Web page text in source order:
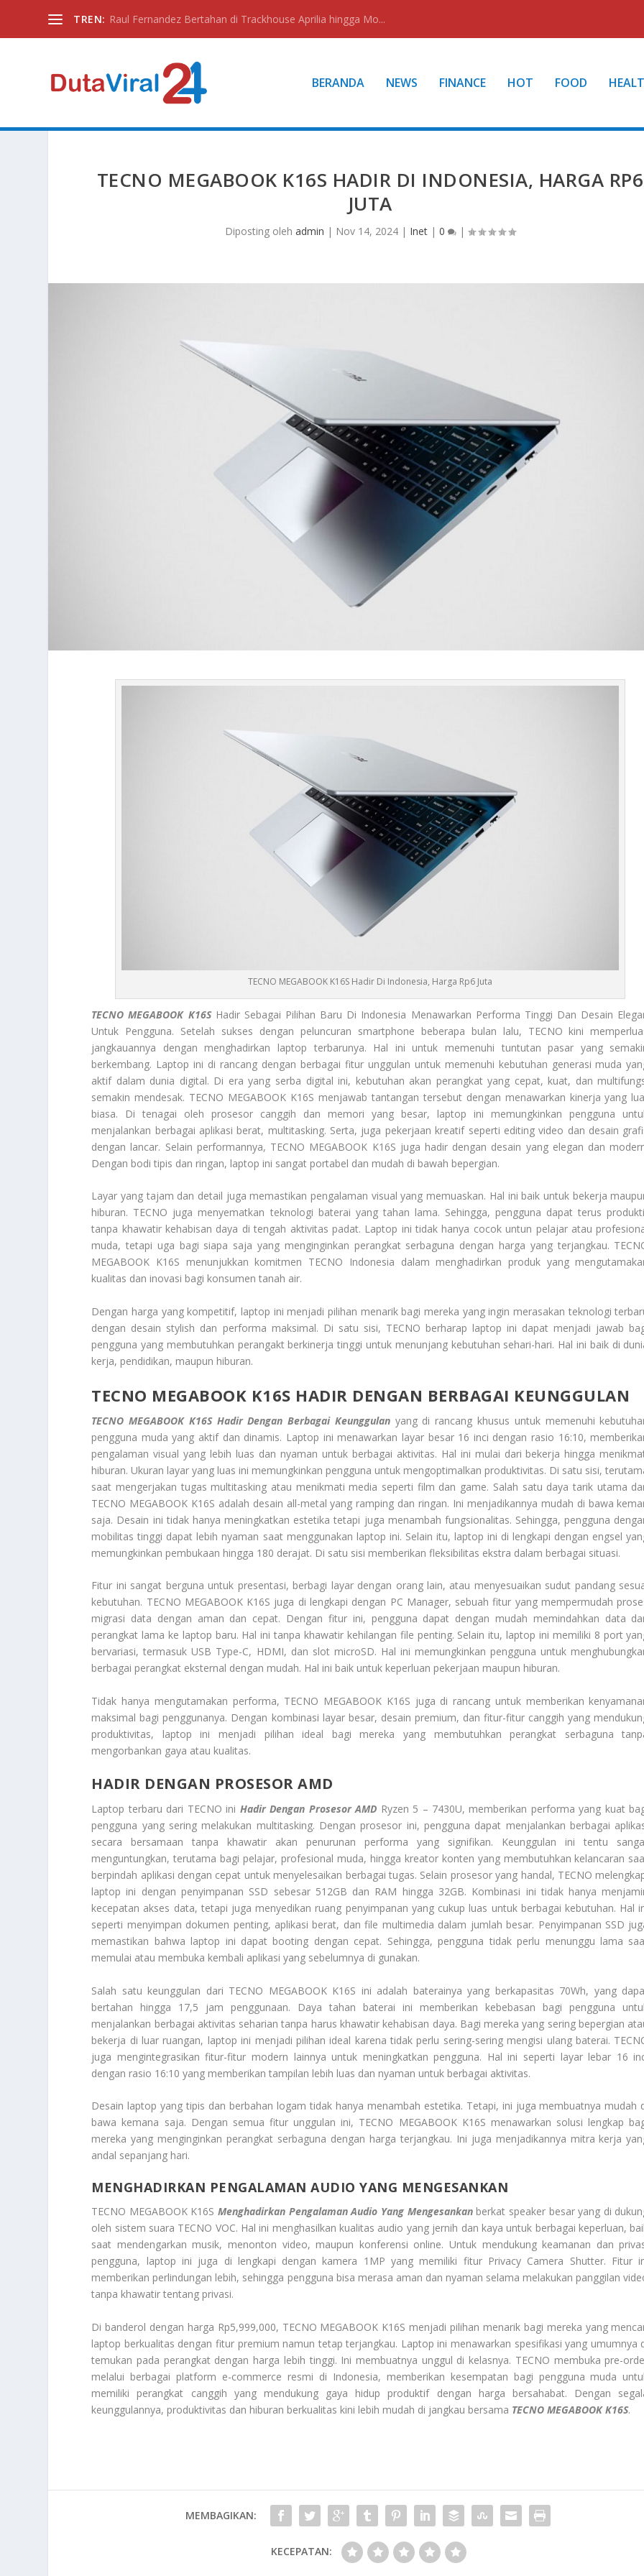
TREN: Raul Fernandez Bertahan di Trackhouse Aprilia hingga Mo...
BERANDA NEWS FINANCE HOT FOOD
TECNO MEGABOOK K16S HADIR DI INDONESIA, HARGA RP6
JUTA
Diposting oleh admin | Nov 14, 2024| Inet| 0 |
TECNO MEGABOOK K16S Hadir Di Indonesia, Harga Rp6 Juta
TECNO MEGABOOK K16SHadir Sebagai Pilihan Baru Di Indonesia Menawarkan Performa Tinggi Dan Desain
Untuk Pengguna. Setelah sukses dengan peluncuran smartphone beberapa bulan lalu, TECNO kini
jangkauannya dengan menghadirkan laptop terbarunya. Hal ini untuk memenuhi tuntutan pasar yang
berkembang. Laptop ini di rancang dengan berbagai fitur unggulan untuk memenuhi kebutuhan generasi muda
aktif dalam dunia digital. Di era yang serba digital ini, kebutuhan akan perangkat yang cepat, kuat, dan
semakin mendesak. TECNO MEGABOOK K16S menjawab tantangan tersebut dengan menawarkan kinerja yang
biasa. Di tenagai oleh prosesor canggih dan memori yang besar, laptop ini memungkinkan pengguna
menjalankan berbagai aplikasi berat, multitasking. Serta, juga pekerjaan kreatif seperti editing video dan desain
dengan lancar. Selain performannya, TECNO MEGABOOK K16S juga hadir dengan desain yang elegan dan
Dengan bodi tipis dan ringan, laptop ini sangat portabel dan mudah di bawah bepergian.
Layar yang tajam dan detail juga memastikan pengalaman visual yang memuaskan. Hal ini baik untuk bekerja
hiburan. TECNO juga menyematkan teknologi baterai yang tahan lama. Sehingga, pengguna dapat terus
tanpa khawatir kehabisan daya di tengah aktivitas padat. Laptop ini tidak hanya cocok untun pelajar atau
muda, tetapi uga bagi siapa saja yang menginginkan perangkat serbaguna dengan harga yang terjangkau.
MEGABOOK K16S menunjukkan komitmen TECNO Indonesia dalam menghadirkan produk yang
kualitas dan inovasi bagi konsumen tanah air.
Dengan harga yang kompetitif, laptop ini menjadi pilihan menarik bagi mereka yang ingin merasakan teknologi
dengan desain stylish dan performa maksimal. Di satu sisi, TECNO berharap laptop ini dapat menjadi jawab
pengguna yang membutuhkan perangakt berkinerja tinggi untuk menunjang kebutuhan sehari-hari. Hal ini baik di
kerja, pendidikan, maupun hiburan.
TECNO MEGABOOK K16S HADIR DENGAN BERBAGAI KEUNGGULAN
TECNO MEGABOOK K16S Hadir Dengan Berbagai Keunggulanyang di rancang khusus untuk memenuhi
pengguna muda yang aktif dan dinamis. Laptop ini menawarkan layar besar 16 inci dengan rasio 16:10,
pengalaman visual yang lebih luas dan nyaman untuk berbagai aktivitas. Hal ini mulai dari bekerja hingga
hiburan. Ukuran layar yang luas ini memungkinkan pengguna untuk mengoptimalkan produktivitas. Di satu sisi,
saat mengerjakan tugas multitasking atau menikmati media seperti film dan game. Salah satu daya tarik utama
TECNO MEGABOOK K16S adalah desain all-metal yang ramping dan ringan. Ini menjadikannya mudah di bawa
saja. Desain ini tidak hanya meningkatkan estetika tetapi juga menambah fungsionalitas. Sehingga, pengguna
mobilitas tinggi dapat lebih nyaman saat menggunakan laptop ini. Selain itu, laptop ini di lengkapi dengan engsel
memungkinkan pembukaan hingga 180 derajat. Di satu sisi memberikan fleksibilitas ekstra dalam berbagai situasi.
Fitur ini sangat berguna untuk presentasi, berbagi layar dengan orang lain, atau menyesuaikan sudut pandang
kebutuhan. TECNO MEGABOOK K16S juga di lengkapi dengan PC Manager, sebuah fitur yang mempermudah
migrasi data dengan aman dan cepat. Dengan fitur ini, pengguna dapat dengan mudah memindahkan data
perangkat lama ke laptop baru. Hal ini tanpa khawatir kehilangan file penting. Selain itu, laptop ini memiliki 8 port
bervariasi, termasuk USB Type-C, HDMI, dan slot microSD. Hal ini memungkinkan pengguna untuk
berbagai perangkat eksternal dengan mudah. Hal ini baik untuk keperluan pekerjaan maupun hiburan.
Tidak hanya mengutamakan performa, TECNO MEGABOOK K16S juga di rancang untuk memberikan
maksimal bagi penggunanya. Dengan kombinasi layar besar, desain premium, dan fitur-fitur canggih yang
produktivitas, laptop ini menjadi pilihan ideal bagi mereka yang membutuhkan perangkat serbaguna
mengorbankan gaya atau kualitas.
HADIR DENGAN PROSESOR AMD
Laptop terbaru dari TECNO ini Hadir Dengan Prosesor AMD Ryzen 5 – 7430U, memberikan performa yang kuat
pengguna yang sering melakukan multitasking. Dengan prosesor ini, pengguna dapat menjalankan berbagai
secara bersamaan tanpa khawatir akan penurunan performa yang signifikan. Keunggulan ini tentu
menguntungkan, terutama bagi pelajar, profesional muda, hingga kreator konten yang membutuhkan kelancaran
berpindah aplikasi dengan cepat untuk menyelesaikan berbagai tugas. Selain prosesor yang handal, TECNO
laptop ini dengan penyimpanan SSD sebesar 512GB dan RAM hingga 32GB. Kombinasi ini tidak hanya
kecepatan akses data, tetapi juga menyedikan ruang penyimpanan yang cukup luas untuk berbagai kebutuhan. Hal
seperti menyimpan dokumen penting, aplikasi berat, dan file multimedia dalam jumlah besar. Penyimpanan SSD
memastikan bahwa laptop ini dapat booting dengan cepat. Sehingga, pengguna tidak perlu menunggu lama
memulai atau membuka kembali aplikasi yang sebelumnya di gunakan.
Salah satu keunggulan dari TECNO MEGABOOK K16S ini adalah baterainya yang berkapasitas 70Wh, yang
bertahan hingga 17,5 jam penggunaan. Daya tahan baterai ini memberikan kebebasan bagi pengguna
menjalankan berbagai aktivitas seharian tanpa harus khawatir kehabisan daya. Bagi mereka yang sering bepergian
bekerja di luar ruangan, laptop ini menjadi pilihan ideal karena tidak perlu sering-sering mengisi ulang baterai.
juga mengintegrasikan fitur-fitur modern lainnya untuk meningkatkan pengguna. Hal ini seperti layar lebar 16
dengan rasio 16:10 yang memberikan tampilan lebih luas dan nyaman untuk berbagai aktivitas.
Desain laptop yang tipis dan berbahan logam tidak hanya menambah estetika. Tetapi, ini juga membuatnya mudah
bawa kemana saja. Dengan semua fitur unggulan ini, TECNO MEGABOOK K16S menawarkan solusi lengkap
mereka yang menginginkan perangkat serbaguna dengan harga terjangkau. Ini juga menjadikannya mitra kerja
andal sepanjang hari.
MENGHADIRKAN PENGALAMAN AUDIO YANG MENGESANKAN
TECNO MEGABOOK K16SMenghadirkan Pengalaman Audio Yang Mengesankanberkat speaker besar yang di
oleh sistem suara TECNO VOC. Hal ini menghasilkan kualitas audio yang jernih dan kaya untuk berbagai keperluan,
saat mendengarkan musik, menonton video, maupun konferensi online. Untuk mendukung keamanan dan
pengguna, laptop ini juga di lengkapi dengan kamera 1MP yang memiliki fitur Privacy Camera Shutter. Fitur
memberikan perlindungan lebih, sehingga pengguna bisa merasa aman dan nyaman selama melakukan panggilan
tanpa khawatir tentang privasi.
Di banderol dengan harga Rp5,999,000, TECNO MEGABOOK K16S menjadi pilihan menarik bagi mereka yang
laptop berkualitas dengan fitur premium namun tetap terjangkau. Laptop ini menawarkan spesifikasi yang umumnya
temukan pada perangkat dengan harga lebih tinggi. Ini membuatnya unggul di kelasnya. TECNO membuka pre-
melalui berbagai platform e-commerce resmi di Indonesia, memberikan kesempatan bagi pengguna muda
memiliki perangkat canggih yang mendukung gaya hidup produktif dengan harga bersahabat. Dengan
keunggulannya, produktivitas dan hiburan berkualitas kini lebih mudah di jangkau bersama TECNO MEGABOOK K16S.
MEMBAGIKAN:
KECEPATAN: